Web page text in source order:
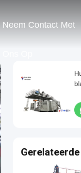
Neem Contact Met